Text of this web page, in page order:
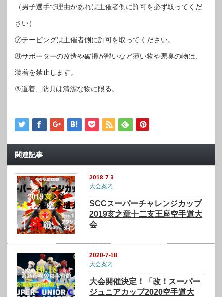
（男子選手で理由があれば主催者側に許可を必ず取ってくだ
さい）
⑦テーピングは主催者側に許可を取ってください。
⑧サポーターの改造や破損が酷いなど薄い物や悪臭の物は、
装着を禁止します。
⑨道着、防具は清潔な物に限る。
関連記事
2018-7-3
大会案内
SCCスーパーチャレンジカップ
2019亥之章十二支王座空手道大
会
2020-7-18
大会案内
大会開催決定！「改！スーパー
ジュニアカップ2020空手道大